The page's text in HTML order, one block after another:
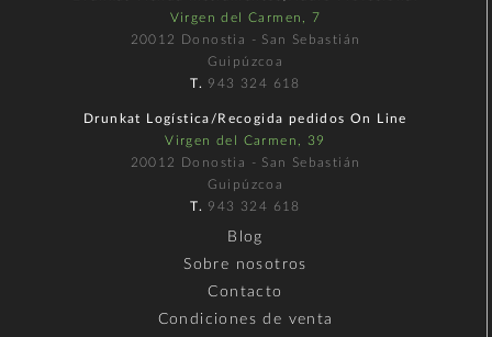
Virgen del Carmen, 7
20012 Donostia - San Sebastián
Guipúzcoa
T. 943 324 618
Drunkat Logística/Recogida pedidos On Line
Virgen del Carmen, 39
20012 Donostia - San Sebastián
Guipúzcoa
T. 943 324 618
Blog
Sobre nosotros
Contacto
Condiciones de venta